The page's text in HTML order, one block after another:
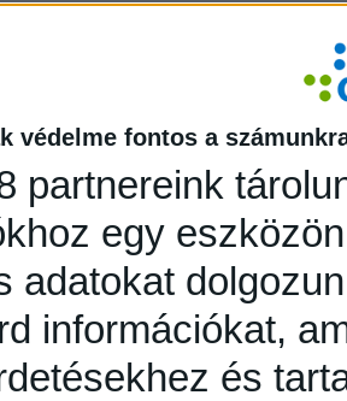
védelme fontos a
partnereink
egy
adatokat
információkat,
és